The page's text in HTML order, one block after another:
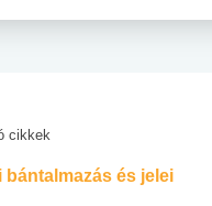
cikkek
bántalmazás és jelei